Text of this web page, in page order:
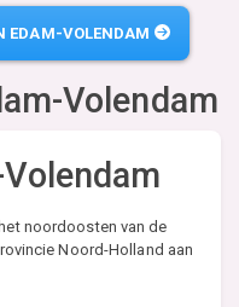
EDAM-VOLENDAM
Volendam
noordoosten van de
Noord-Holland aan